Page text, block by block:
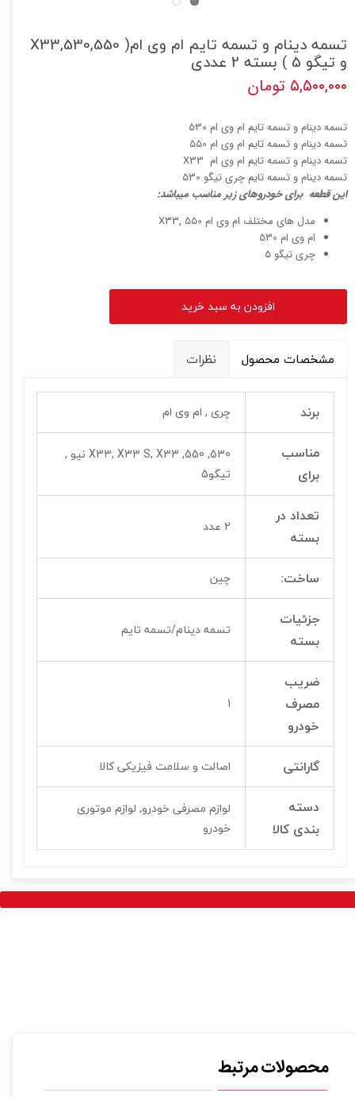
تسمه دینام و تسمه تایم ام وی ام( 530,550,X33
و تیگو 5 ) بسته 2 عددی
۵,۵۰۰,۰۰۰ تومان
تسمه دینام و تسمه تایم ام وی ام 530
تسمه دینام و تسمه تایم ام وی ام 550
تسمه دینام و تسمه تایم ام وی ام X33
تسمه دینام و تسمه تایم چری تیگو 530
این قطعه برای خودروهای زیر مناسب میباشد:
مدل های مختلف ام وی ام 550 ,X33
ام وی ام 530
چری تیگو 5
افزودن به سبد خرید
مشخصات محصول نظرات
برند چری , ام وی ام
مناسب
برای
530, 550, X33, X33 S, X33 نیو ,
تیگو5
تعداد در
بسته
2 عدد
ساخت: چین
جزئیات
بسته
تسمه دینام/تسمه تایم
ضریب
مصرف
خودرو
1
گارانتی اصالت و سلامت فیزیکی کالا
دسته
بندی کالا
لوازم مصرفی خودرو, لوازم موتوری
خودرو
محصولات مرتبط